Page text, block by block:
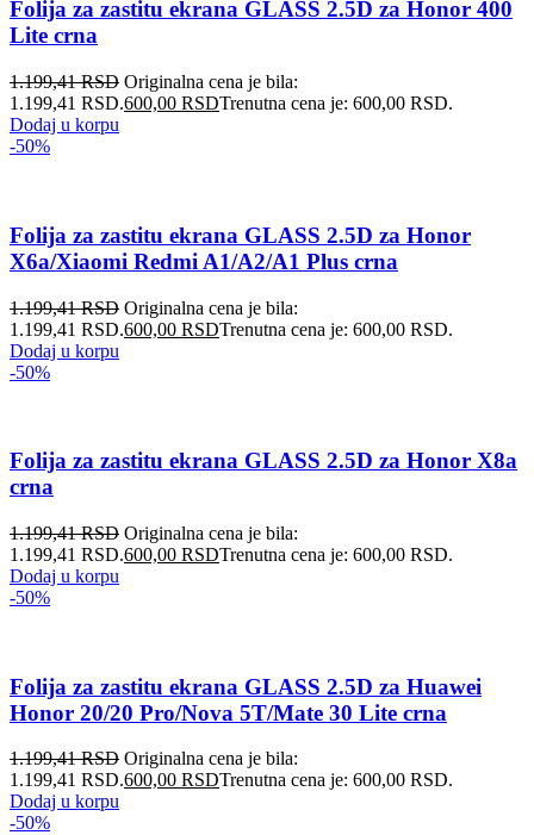
Folija za zastitu ekrana GLASS 2.5D za Honor 400
Lite crna
1.199,41RSD Originalna cena je bila:
1.199,41 RSD.600,00 RSDTrenutna cena je: 600,00 RSD.
Dodaj u korpu
-50%
Folija za zastitu ekrana GLASS 2.5D za Honor
X6a/Xiaomi Redmi A1/A2/A1 Plus crna
1.199,41RSD Originalna cena je bila:
1.199,41 RSD.600,00 RSDTrenutna cena je: 600,00 RSD.
Dodaj u korpu
-50%
Folija za zastitu ekrana GLASS 2.5D za Honor X8a
crna
1.199,41RSD Originalna cena je bila:
1.199,41 RSD.600,00 RSDTrenutna cena je: 600,00 RSD.
Dodaj u korpu
-50%
Folija za zastitu ekrana GLASS 2.5D za Huawei
Honor 20/20 Pro/Nova 5T/Mate 30 Lite crna
1.199,41RSD Originalna cena je bila:
1.199,41 RSD.600,00 RSDTrenutna cena je: 600,00 RSD.
Dodaj u korpu
-50%